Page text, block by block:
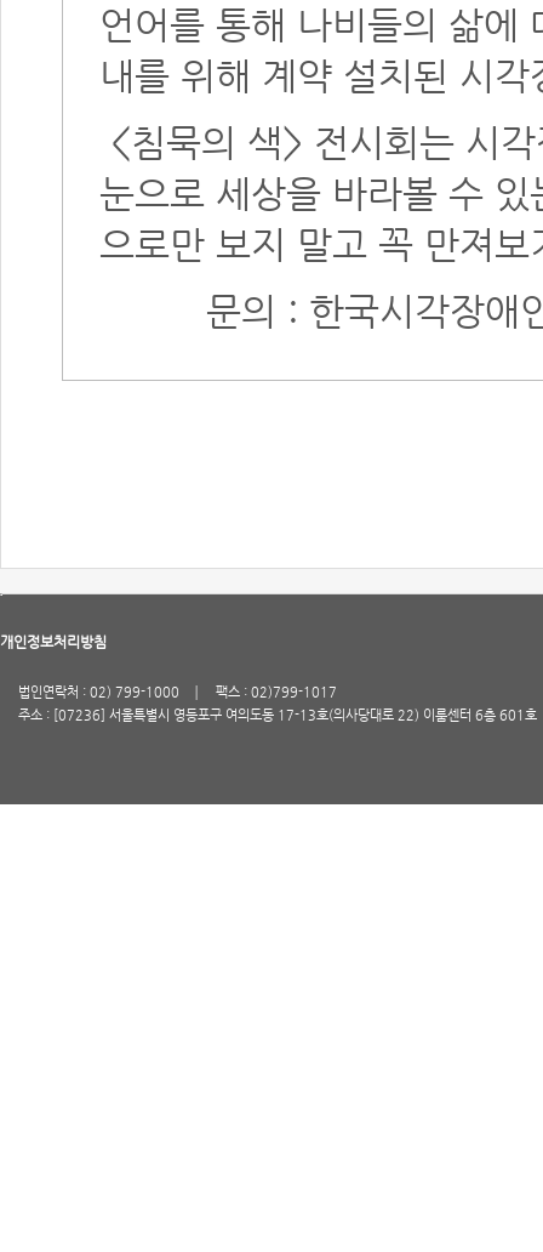
언어를 통해 나비들의 삶에
내를 위해 계약 설치된 시
<침묵의 색> 전시회는 시
눈으로 세상을 바라볼 수
으로만 보지 말고 꼭 만져
문의 : 한국시각장
개인정보처리방침
법인연락처 : 02) 799-1000
팩스 : 02)799-1017
주소 : [07236] 서울특별시 영등포구 여의도동 17-13호(의사당대로 22) 이룸센터 6층 601호